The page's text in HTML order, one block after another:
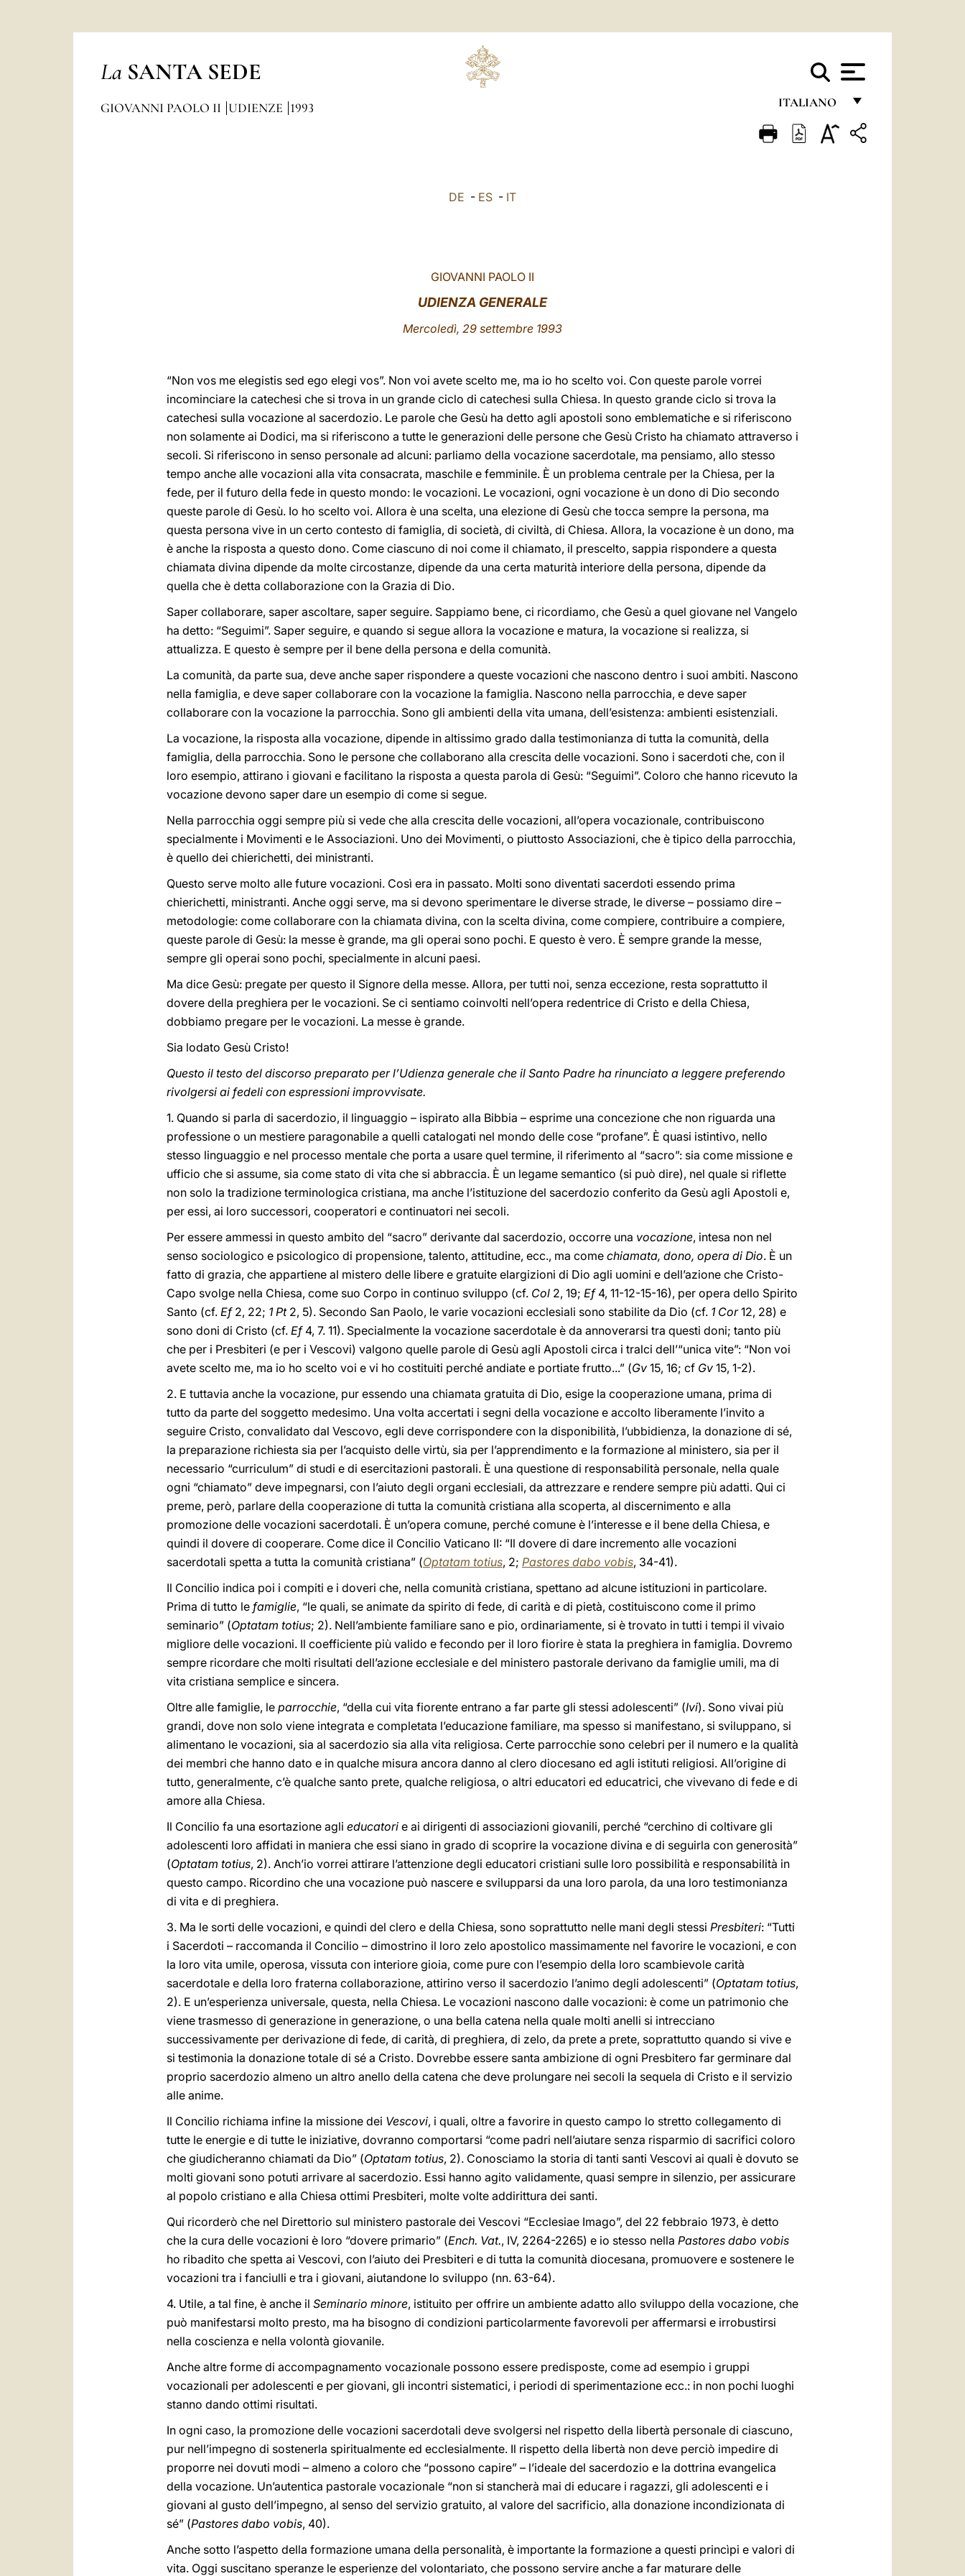
La SANTA SEDE
ITALIANO
FRANÇAIS
GIOVANNI PAOLO II UDIENZE 1993
DE - ES - IT
GIOVANNI PAOLO II
UDIENZA GENERALE
Mercoledì, 29 settembre 1993
“Non vos me elegistis sed ego elegi vos”. Non voi avete scelto me, ma io ho scelto voi. Con queste parole vorrei
incominciare la catechesi che si trova in un grande ciclo di catechesi sulla Chiesa. In questo grande ciclo si trova la
catechesi sulla vocazione al sacerdozio. Le parole che Gesù ha detto agli apostoli sono emblematiche e si riferiscono
non solamente ai Dodici, ma si riferiscono a tutte le generazioni delle persone che Gesù Cristo ha chiamato attraverso i
secoli. Si riferiscono in senso personale ad alcuni: parliamo della vocazione sacerdotale, ma pensiamo, allo stesso
tempo anche alle vocazioni alla vita consacrata, maschile e femminile. È un problema centrale per la Chiesa, per la
fede, per il futuro della fede in questo mondo: le vocazioni. Le vocazioni, ogni vocazione è un dono di Dio secondo
queste parole di Gesù. Io ho scelto voi. Allora è una scelta, una elezione di Gesù che tocca sempre la persona, ma
questa persona vive in un certo contesto di famiglia, di società, di civiltà, di Chiesa. Allora, la vocazione è un dono, ma
è anche la risposta a questo dono. Come ciascuno di noi come il chiamato, il prescelto, sappia rispondere a questa
chiamata divina dipende da molte circostanze, dipende da una certa maturità interiore della persona, dipende da
quella che è detta collaborazione con la Grazia di Dio.
Saper collaborare, saper ascoltare, saper seguire. Sappiamo bene, ci ricordiamo, che Gesù a quel giovane nel Vangelo
ha detto: “Seguimi”. Saper seguire, e quando si segue allora la vocazione e matura, la vocazione si realizza, si
attualizza. E questo è sempre per il bene della persona e della comunità.
La comunità, da parte sua, deve anche saper rispondere a queste vocazioni che nascono dentro i suoi ambiti. Nascono
nella famiglia, e deve saper collaborare con la vocazione la famiglia. Nascono nella parrocchia, e deve saper
collaborare con la vocazione la parrocchia. Sono gli ambienti della vita umana, dell’esistenza: ambienti esistenziali.
La vocazione, la risposta alla vocazione, dipende in altissimo grado dalla testimonianza di tutta la comunità, della
famiglia, della parrocchia. Sono le persone che collaborano alla crescita delle vocazioni. Sono i sacerdoti che, con il
loro esempio, attirano i giovani e facilitano la risposta a questa parola di Gesù: “Seguimi”. Coloro che hanno ricevuto la
vocazione devono saper dare un esempio di come si segue.
Nella parrocchia oggi sempre più si vede che alla crescita delle vocazioni, all’opera vocazionale, contribuiscono
specialmente i Movimenti e le Associazioni. Uno dei Movimenti, o piuttosto Associazioni, che è tipico della parrocchia,
è quello dei chierichetti, dei ministranti.
Questo serve molto alle future vocazioni. Così era in passato. Molti sono diventati sacerdoti essendo prima
chierichetti, ministranti. Anche oggi serve, ma si devono sperimentare le diverse strade, le diverse – possiamo dire –
metodologie: come collaborare con la chiamata divina, con la scelta divina, come compiere, contribuire a compiere,
queste parole di Gesù: la messe è grande, ma gli operai sono pochi. E questo è vero. È sempre grande la messe,
sempre gli operai sono pochi, specialmente in alcuni paesi.
Ma dice Gesù: pregate per questo il Signore della messe. Allora, per tutti noi, senza eccezione, resta soprattutto il
dovere della preghiera per le vocazioni. Se ci sentiamo coinvolti nell’opera redentrice di Cristo e della Chiesa,
dobbiamo pregare per le vocazioni. La messe è grande.
Sia lodato Gesù Cristo!
Questo il testo del discorso preparato per l’Udienza generale che il Santo Padre ha rinunciato a leggere preferendo
rivolgersi ai fedeli con espressioni improvvisate.
1. Quando si parla di sacerdozio, il linguaggio – ispirato alla Bibbia – esprime una concezione che non riguarda una
professione o un mestiere paragonabile a quelli catalogati nel mondo delle cose “profane”. È quasi istintivo, nello
stesso linguaggio e nel processo mentale che porta a usare quel termine, il riferimento al “sacro”: sia come missione e
ufficio che si assume, sia come stato di vita che si abbraccia. È un legame semantico (si può dire), nel quale si riflette
non solo la tradizione terminologica cristiana, ma anche l’istituzione del sacerdozio conferito da Gesù agli Apostoli e,
per essi, ai loro successori, cooperatori e continuatori nei secoli.
Per essere ammessi in questo ambito del “sacro” derivante dal sacerdozio, occorre una vocazione, intesa non nel
senso sociologico e psicologico di propensione, talento, attitudine, ecc., ma come chiamata, dono, opera di Dio. È un
fatto di grazia, che appartiene al mistero delle libere e gratuite elargizioni di Dio agli uomini e dell’azione che Cristo-
Capo svolge nella Chiesa, come suo Corpo in continuo sviluppo (cf. Col 2, 19; Ef4, 11-12-15-16), per opera dello Spirito
Santo (cf. Ef2, 22; 1 Pt2, 5). Secondo San Paolo, le varie vocazioni ecclesiali sono stabilite da Dio (cf. 1 Cor12, 28) e
sono doni di Cristo (cf. Ef4, 7. 11). Specialmente la vocazione sacerdotale è da annoverarsi tra questi doni; tanto più
che per i Presbiteri (e per i Vescovi) valgono quelle parole di Gesù agli Apostoli circa i tralci dell’“unica vite”: “Non voi
avete scelto me, ma io ho scelto voi e vi ho costituiti perché andiate e portiate frutto...” (Gv 15, 16; cf Gv 15, 1-2).
2. E tuttavia anche la vocazione, pur essendo una chiamata gratuita di Dio, esige la cooperazione umana, prima di
tutto da parte del soggetto medesimo. Una volta accertati i segni della vocazione e accolto liberamente l’invito a
seguire Cristo, convalidato dal Vescovo, egli deve corrispondere con la disponibilità, l’ubbidienza, la donazione di sé,
la preparazione richiesta sia per l’acquisto delle virtù, sia per l’apprendimento e la formazione al ministero, sia per il
necessario “curriculum” di studi e di esercitazioni pastorali. È una questione di responsabilità personale, nella quale
ogni “chiamato” deve impegnarsi, con l’aiuto degli organi ecclesiali, da attrezzare e rendere sempre più adatti. Qui ci
preme, però, parlare della cooperazione di tutta la comunità cristiana alla scoperta, al discernimento e alla
promozione delle vocazioni sacerdotali. È un’opera comune, perché comune è l’interesse e il bene della Chiesa, e
quindi il dovere di cooperare. Come dice il Concilio Vaticano II: “Il dovere di dare incremento alle vocazioni
sacerdotali spetta a tutta la comunità cristiana” (Optatam totius, 2; Pastores dabo vobis, 34-41).
Il Concilio indica poi i compiti e i doveri che, nella comunità cristiana, spettano ad alcune istituzioni in particolare.
Prima di tutto le famiglie, “le quali, se animate da spirito di fede, di carità e di pietà, costituiscono come il primo
seminario” (Optatam totius; 2). Nell’ambiente familiare sano e pio, ordinariamente, si è trovato in tutti i tempi il vivaio
migliore delle vocazioni. Il coefficiente più valido e fecondo per il loro fiorire è stata la preghiera in famiglia. Dovremo
sempre ricordare che molti risultati dell’azione ecclesiale e del ministero pastorale derivano da famiglie umili, ma di
vita cristiana semplice e sincera.
Oltre alle famiglie, le parrocchie, “della cui vita fiorente entrano a far parte gli stessi adolescenti” (Ivi). Sono vivai più
grandi, dove non solo viene integrata e completata l’educazione familiare, ma spesso si manifestano, si sviluppano, si
alimentano le vocazioni, sia al sacerdozio sia alla vita religiosa. Certe parrocchie sono celebri per il numero e la qualità
dei membri che hanno dato e in qualche misura ancora danno al clero diocesano ed agli istituti religiosi. All’origine di
tutto, generalmente, c’è qualche santo prete, qualche religiosa, o altri educatori ed educatrici, che vivevano di fede e di
amore alla Chiesa.
Il Concilio fa una esortazione agli educatori e ai dirigenti di associazioni giovanili, perché “cerchino di coltivare gli
adolescenti loro affidati in maniera che essi siano in grado di scoprire la vocazione divina e di seguirla con generosità”
(Optatam totius, 2). Anch’io vorrei attirare l’attenzione degli educatori cristiani sulle loro possibilità e responsabilità in
questo campo. Ricordino che una vocazione può nascere e svilupparsi da una loro parola, da una loro testimonianza
di vita e di preghiera.
3. Ma le sorti delle vocazioni, e quindi del clero e della Chiesa, sono soprattutto nelle mani degli stessi Presbiteri: “Tutti
i Sacerdoti – raccomanda il Concilio – dimostrino il loro zelo apostolico massimamente nel favorire le vocazioni, e con
la loro vita umile, operosa, vissuta con interiore gioia, come pure con l’esempio della loro scambievole carità
sacerdotale e della loro fraterna collaborazione, attirino verso il sacerdozio l’animo degli adolescenti” (Optatam totius,
2). E un’esperienza universale, questa, nella Chiesa. Le vocazioni nascono dalle vocazioni: è come un patrimonio che
viene trasmesso di generazione in generazione, o una bella catena nella quale molti anelli si intrecciano
successivamente per derivazione di fede, di carità, di preghiera, di zelo, da prete a prete, soprattutto quando si vive e
si testimonia la donazione totale di sé a Cristo. Dovrebbe essere santa ambizione di ogni Presbitero far germinare dal
proprio sacerdozio almeno un altro anello della catena che deve prolungare nei secoli la sequela di Cristo e il servizio
alle anime.
Il Concilio richiama infine la missione dei Vescovi, i quali, oltre a favorire in questo campo lo stretto collegamento di
tutte le energie e di tutte le iniziative, dovranno comportarsi “come padri nell’aiutare senza risparmio di sacrifici coloro
che giudicheranno chiamati da Dio” (Optatam totius, 2). Conosciamo la storia di tanti santi Vescovi ai quali è dovuto se
molti giovani sono potuti arrivare al sacerdozio. Essi hanno agito validamente, quasi sempre in silenzio, per assicurare
al popolo cristiano e alla Chiesa ottimi Presbiteri, molte volte addirittura dei santi.
Qui ricorderò che nel Direttorio sul ministero pastorale dei Vescovi “Ecclesiae Imago”, del 22 febbraio 1973, è detto
che la cura delle vocazioni è loro “dovere primario” (Ench. Vat., IV, 2264-2265) e io stesso nella Pastores dabo vobis
ho ribadito che spetta ai Vescovi, con l’aiuto dei Presbiteri e di tutta la comunità diocesana, promuovere e sostenere le
vocazioni tra i fanciulli e tra i giovani, aiutandone lo sviluppo (nn. 63-64).
4. Utile, a tal fine, è anche il Seminario minore, istituito per offrire un ambiente adatto allo sviluppo della vocazione, che
può manifestarsi molto presto, ma ha bisogno di condizioni particolarmente favorevoli per affermarsi e irrobustirsi
nella coscienza e nella volontà giovanile.
Anche altre forme di accompagnamento vocazionale possono essere predisposte, come ad esempio i gruppi
vocazionali per adolescenti e per giovani, gli incontri sistematici, i periodi di sperimentazione ecc.: in non pochi luoghi
stanno dando ottimi risultati.
In ogni caso, la promozione delle vocazioni sacerdotali deve svolgersi nel rispetto della libertà personale di ciascuno,
pur nell’impegno di sostenerla spiritualmente ed ecclesialmente. Il rispetto della libertà non deve perciò impedire di
proporre nei dovuti modi – almeno a coloro che “possono capire” – l’ideale del sacerdozio e la dottrina evangelica
della vocazione. Un’autentica pastorale vocazionale “non si stancherà mai di educare i ragazzi, gli adolescenti e i
giovani al gusto dell’impegno, al senso del servizio gratuito, al valore del sacrificio, alla donazione incondizionata di
sé” (Pastores dabo vobis, 40).
Anche sotto l’aspetto della formazione umana della personalità, è importante la formazione a questi princìpi e valori di
vita. Oggi suscitano speranze le esperienze del volontariato, che possono servire anche a far maturare delle